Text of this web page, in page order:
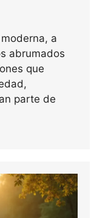
a
abrumados
que
parte de